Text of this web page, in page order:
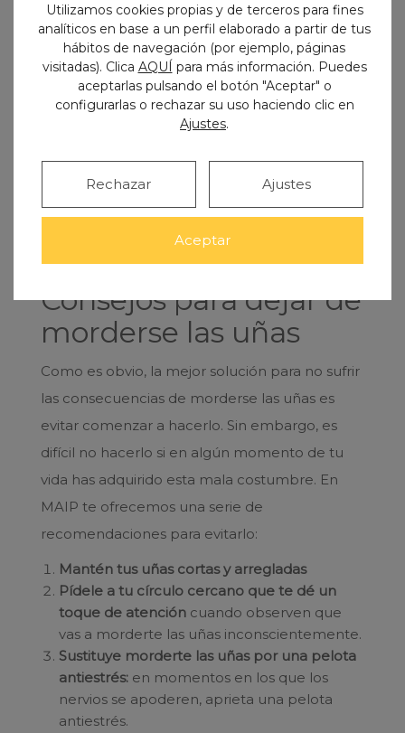
las uñas no solo perjudica a los dientes,
también tiene efectos negativos en las
estructuras óseas faciales. Al morder la uña
puede que la mandíbula se mueva de su
sitio.
la presión que se ejerce al
de desarrollar esta patología.
Acostumbrarse a realizar esta fuerza
provoca que aquellos que se muerdan las
Consejos para dejar de
morderse las uñas
Como es obvio, la mejor solución para no sufrir
las consecuencias de morderse las uñas es
evitar comenzar a hacerlo. Sin embargo, es
difícil no hacerlo si en algún momento de tu
vida has adquirido esta mala costumbre. En
MAIP te ofrecemos una serie de
recomendaciones para evitarlo:
Mantén tus uñas cortas y arregladas
Pídele a tu círculo cercano que te dé un
toque de atención cuando observen que
vas a morderte las uñas inconscientemente.
Sustituye morderte las uñas por una pelota
antiestrés: en momentos en los que los
nervios se apoderen, aprieta una pelota
antiestrés.
Utilizamos cookies propias y de terceros para fines
analíticos en base a un perfil elaborado a partir de tus
hábitos de navegación (por ejemplo, páginas
visitadas). Clica AQUÍ para más información. Puedes
aceptarlas pulsando el botón "Aceptar" o
configurarlas o rechazar su uso haciendo clic en
Ajustes.
Aceptar
Rechazar Ajustes